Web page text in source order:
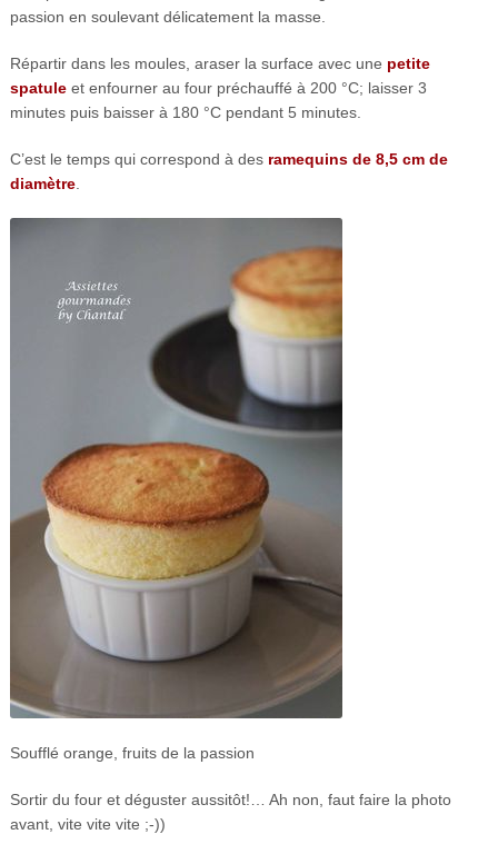
passion en soulevant délicatement la masse.
Répartir dans les moules, araser la surface avec une petite
spatuleet enfourner au four préchauffé à 200 °C; laisser 3
minutes puis baisser à 180 °C pendant 5 minutes.
C’est le temps qui correspond à des ramequins de 8,5 cm de
diamètre.
Soufflé orange, fruits de la passion
Sortir du four et déguster aussitôt!… Ah non, faut faire la photo
avant, vite vite vite ;-))